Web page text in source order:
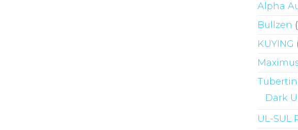
Alpha
Bullzen
KUYING
Dark
UL-SUL